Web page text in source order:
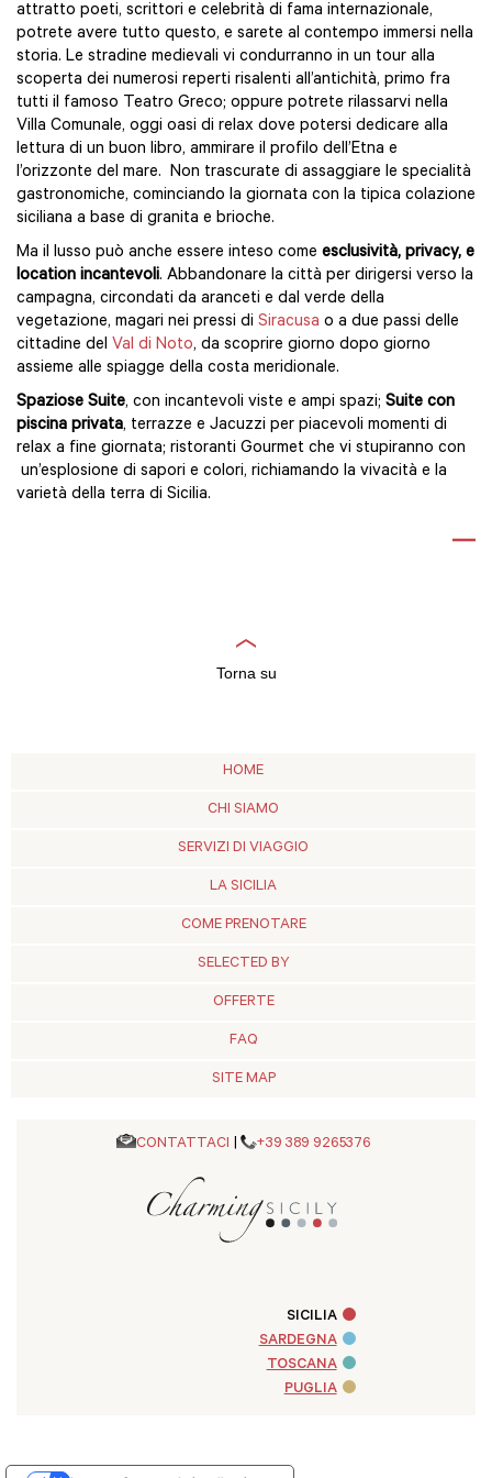
attratto poeti, scrittori e celebrità di fama internazionale,
potrete avere tutto questo, e sarete al contempo immersi nella
storia. Le stradine medievali vi condurranno in un tour alla
scoperta dei numerosi reperti risalenti all’antichità, primo fra
tutti il famoso Teatro Greco; oppure potrete rilassarvi nella
Villa Comunale, oggi oasi di relax dove potersi dedicare alla
lettura di un buon libro, ammirare il profilo dell’Etna e
l’orizzonte del mare. Non trascurate di assaggiare le specialità
gastronomiche, cominciando la giornata con la tipica colazione
siciliana a base di granita e brioche.
Ma il lusso può anche essere inteso come esclusività, privacy, e
location incantevoli. Abbandonare la città per dirigersi verso la
campagna, circondati da aranceti e dal verde della
vegetazione, magari nei pressi di Siracusa o a due passi delle
cittadine del Val di Noto, da scoprire giorno dopo giorno
assieme alle spiagge della costa meridionale.
Spaziose Suite, con incantevoli viste e ampi spazi; Suite con
piscina privata, terrazze e Jacuzzi per piacevoli momenti di
relax a fine giornata; ristoranti Gourmet che vi stupiranno con
un’esplosione di sapori e colori, richiamando la vivacità e la
varietà della terra di Sicilia.
Torna su
HOME
CHI SIAMO
SERVIZI DI VIAGGIO
LA SICILIA
COME PRENOTARE
SELECTED BY
OFFERTE
FAQ
SITE MAP
CONTATTACI | +39 389 9265376
SICILIA
SARDEGNA
TOSCANA
PUGLIA